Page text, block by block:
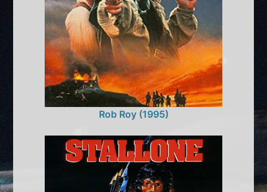
Rob Roy (1995)